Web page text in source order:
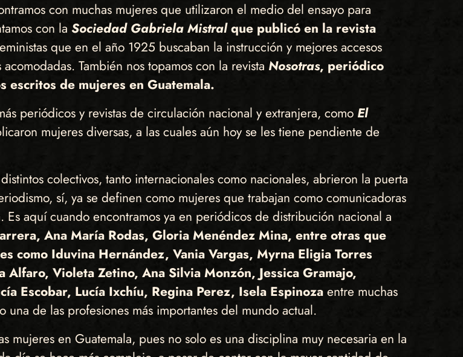
con muchas mujeres que utilizaron el medio del ensayo para
con la Sociedad Gabriela Mistralque publicó en la revista
que en el año 1925 buscaban la instrucción y mejores accesos
También nos topamos con la revista Nosotras, periódico
de mujeres en Guatemala.
periódicos y revistas de circulación nacional y extranjera, como El
mujeres diversas, a las cuales aún hoy se les tiene pendiente de
colectivos, tanto internacionales como nacionales, abrieron la puerta
sí, ya se definen como mujeres que trabajan como comunicadoras
aquí cuando encontramos ya en periódicos de distribución nacional a
Ana María Rodas, Gloria Menéndez Mina, entre otras que
como Iduvina Hernández, Vania Vargas, Myrna Eligia Torres
Violeta Zetino, Ana Silvia Monzón, Jessica Gramajo,
Escobar, Lucía Ixchíu, Regina Perez, Isela Espinozaentre muchas
de las profesiones más importantes del mundo actual.
mujeres en Guatemala, pues no solo es una disciplina muy necesaria en la